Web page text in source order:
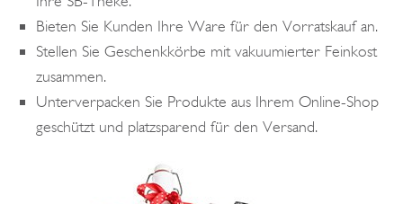
Bieten Sie Kunden Ihre Ware für den Vorratskauf an.
Stellen Sie Geschenkkörbe mit vakuumierter Feinkost
zusammen.
Unterverpacken Sie Produkte aus Ihrem Online-Shop
geschützt und platzsparend für den Versand.